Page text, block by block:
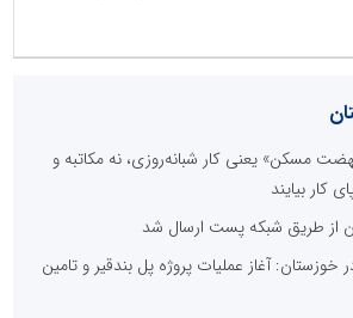
مسکن» یعنی کار شبانه‌روزی، نه مکاتبه و
کار بیایند
آغاز عملیات پروژه پل بندقیر و تامین